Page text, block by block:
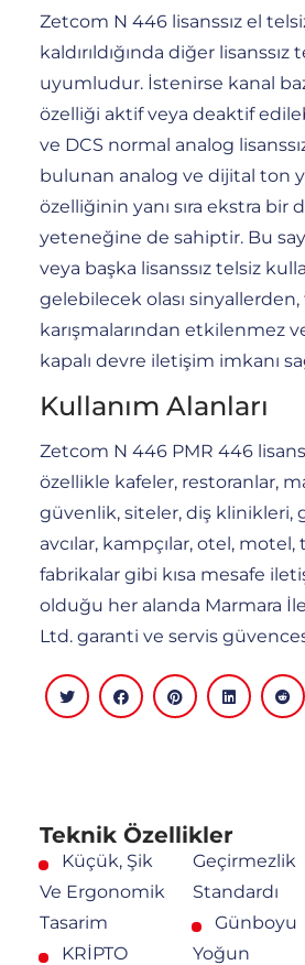
Zetcom N 446 lisanssız el
kaldırıldığında diğer
uyumludur. İstenirse kanal
özelliği aktif veya deaktif
ve DCS normal analog
bulunan analog ve dijital ton
özelliğinin yanı sıra ekstra bir
yeteneğine de sahiptir. Bu
veya başka lisanssız telsiz
gelebilecek olası
karışmalarından etkilenmez
kapalı devre iletişim imkanı
Kullanım Alanları
Zetcom N 446 PMR 446
özellikle kafeler, restoranlar,
güvenlik, siteler, diş klinikleri,
avcılar, kampçılar, otel,
fabrikalar gibi kısa mesafe
olduğu her alanda Marmara
Ltd. garanti ve servis
Teknik Özellikler
Küçük, Şik
Ve Ergonomik
Tasarim
KRİPTO
Geçirmezlik
Standardı
Günboyu
Yoğun